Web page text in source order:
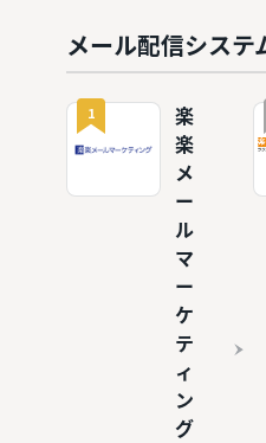
信システ
ム8選
メール配信システ
1
楽
楽
メ
ー
ル
マ
ー
ケ
テ
ィ
ン
グ